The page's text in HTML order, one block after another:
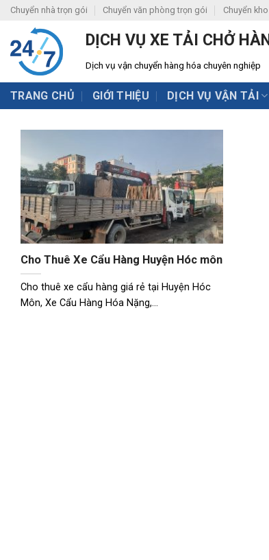
Skip
content
Chuyển nhà trọn gói Chuyển văn phòng trọn gói Chuyển
DỊCH VỤ XE TẢI CHỞ
Dịch vụ vận chuyển hàng hóa chuyên nghiệp
TRANG CHỦ GIỚI THIỆU DỊCH VỤ VẬN TẢI
Cho Thuê Xe Cẩu Hàng Huyện Hóc môn
Cho thuê xe cẩu hàng giá rẻ tại Huyện Hóc
Môn, Xe Cẩu Hàng Hóa Nặng,...